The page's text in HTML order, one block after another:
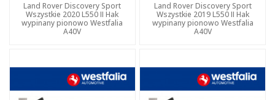
Land Rover Discovery Sport
Wszystkie 2020 L550 II Hak
wypinany pionowo Westfalia
A40V
Land Rover Discovery Sport
Wszystkie 2019 L550 II Hak
wypinany pionowo Westfalia
A40V